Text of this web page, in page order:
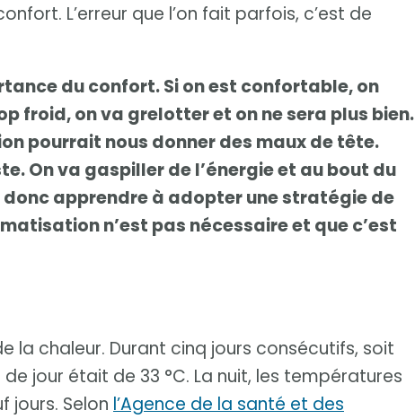
L’erreur que l’on fait parfois, c’est de
du confort. Si on est confortable, on
froid, on va grelotter et on ne sera plus bien.
pourrait nous donner des maux de tête.
On va gaspiller de l’énergie et au bout du
apprendre à adopter une stratégie de
n’est pas nécessaire et que c’est
la chaleur. Durant cinq jours consécutifs, soit
jour était de 33 °C. La nuit, les températures
jours. Selon l’Agence de la santé et des